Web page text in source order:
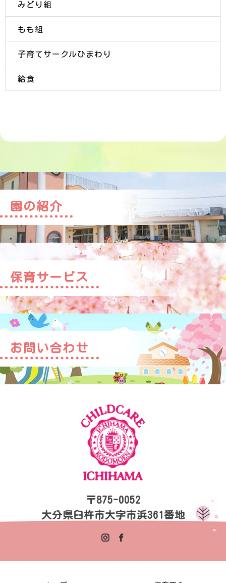
みどり組
もも組
子育てサークルひまわり
給食
園の紹介
保育サービス
お問い合わせ
〒875-0052
大分県臼杵市大字市浜361番地